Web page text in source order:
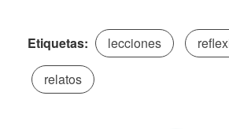
Etiquetas: lecciones
relatos